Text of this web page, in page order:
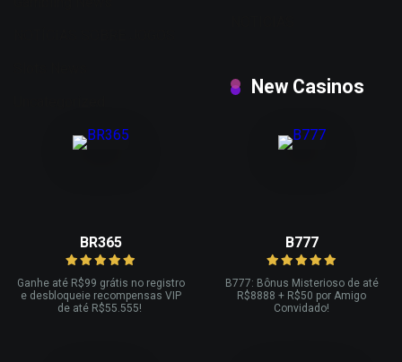
New Casinos
BR365
Ganhe até R$99 grátis no registro
e desbloqueie recompensas VIP
de até R$55.555!
B777
B777: Bônus Misterioso de até
R$8888 + R$50 por Amigo
Convidado!